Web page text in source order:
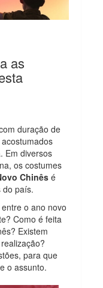
as
duração de
Em diversos
os costumes
Chinês é
do país.
o ano novo
Como é feita
Existem
para que
o assunto.